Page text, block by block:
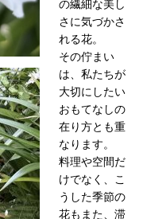
の繊細な美し
さに気づかさ
れる花。
その佇まい
は、私たちが
大切にしたい
おもてなしの
在り方とも重
なります。
料理や空間だ
けでなく、こ
うした季節の
花もまた、滞